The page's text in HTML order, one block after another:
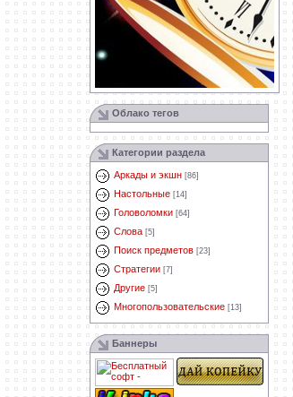
Облако тегов
Категории раздела
Аркады и экшн [86]
Настольные [14]
Головоломки [64]
Слова [5]
Поиск предметов [23]
Стратегии [7]
Другие [5]
Многопользовательские [13]
Баннеры